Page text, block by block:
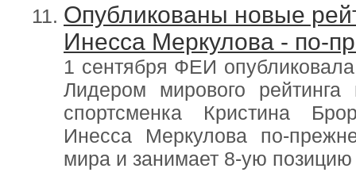
Опубликованы новые
Инесса Меркулова - по-
1 сентября ФЕИ
Лидером мирового
спортсменка Кристина
Инесса Меркулова по-
мира и занимает 8-ую позицию